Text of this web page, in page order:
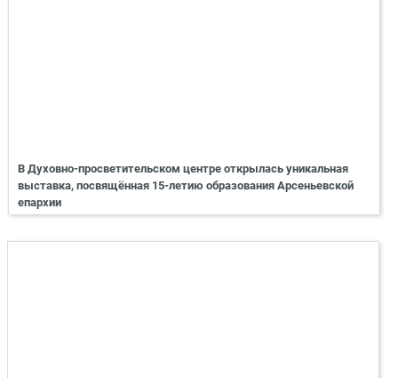
В Духовно-просветительском центре открылась уникальная
выставка, посвящённая 15-летию образования Арсеньевской
епархии